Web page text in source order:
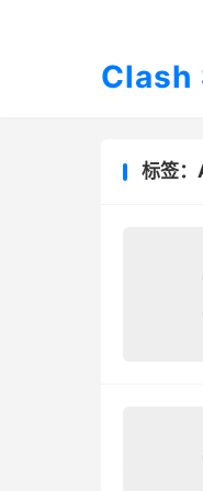
Clash
标签